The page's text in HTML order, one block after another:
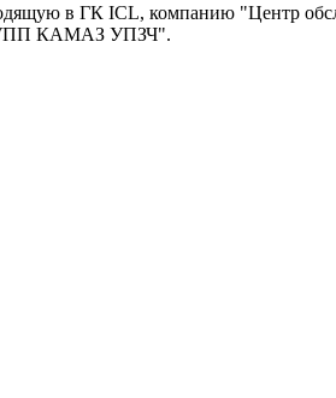
в ГК ICL, компанию "Центр
УПП КАМАЗ УПЗЧ".